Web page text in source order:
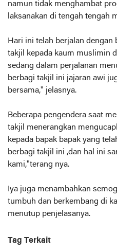
namun tidak menghambat
laksanakan di tengah tengah
Hari ini telah berjalan dengan
takjil kepada kaum muslimin
sedang dalam perjalanan
berbagi takjil ini jajaran awi
bersama," jelasnya.
Beberapa pengendera saat
takjil menerangkan
kepada bapak bapak yang
berbagi takjil ini ,dan hal ini
kami,"terang nya.
Iya juga menambahkan
tumbuh dan berkembang di
menutup penjelasanya.
Tag Terkait